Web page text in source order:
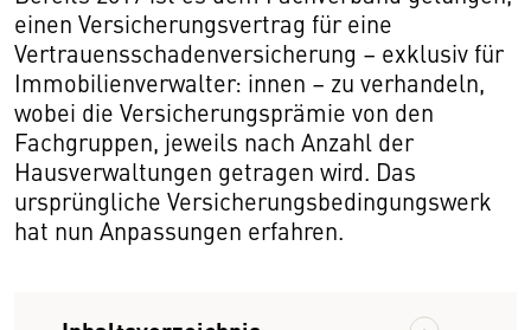
einen Versicherungsvertrag für eine
Vertrauensschadenversicherung – exklusiv für
Immobilienverwalter: innen – zu verhandeln,
wobei die Versicherungsprämie von den
Fachgruppen, jeweils nach Anzahl der
Hausverwaltungen getragen wird. Das
ursprüngliche Versicherungsbedingungswerk
hat nun Anpassungen erfahren.